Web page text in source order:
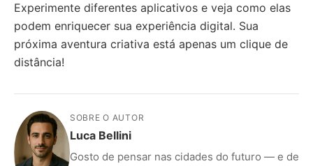
Experimente diferentes aplicativos e veja como elas
podem enriquecer sua experiência digital. Sua
próxima aventura criativa está apenas um clique de
distância!
SOBRE O AUTOR
Luca Bellini
Gosto de pensar nas cidades do futuro — e de